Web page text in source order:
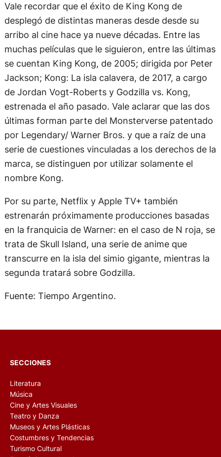
Vale recordar que el éxito de King Kong de
desplegó de distintas maneras desde desde su
arribo al cine hace ya nueve décadas. Entre las
muchas películas que le siguieron, entre las últimas
se cuentan King Kong, de 2005; dirigida por Peter
Jackson; Kong: La isla calavera, de 2017, a cargo
de Jordan Vogt-Roberts y Godzilla vs. Kong,
estrenada el año pasado. Vale aclarar que las dos
últimas forman parte del Monsterverse patentado
por Legendary/ Warner Bros. y que a raíz de una
serie de cuestiones vinculadas a los derechos de la
marca, se distinguen por utilizar solamente el
nombre Kong.
Por su parte, Netflix y Apple TV+ también
estrenarán próximamente producciones basadas
en la franquicia de Warner: en el caso de N roja, se
trata de Skull Island, una serie de anime que
transcurre en la isla del simio gigante, mientras la
segunda tratará sobre Godzilla.
Fuente: Tiempo Argentino.
SECCIONES
Literatura
Música
Cine y Artes Visuales
Teatro y Danza
Museos y Artes Plásticas
Costumbres y Tendencias
Turismo Cultural